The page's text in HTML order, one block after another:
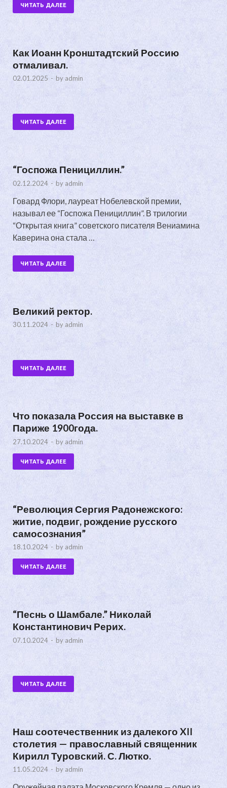
ЧИТАТЬ ДАЛЕЕ
Как Иоанн Кронштадтский Россию
отмаливал.
02.01.2025 - by admin
ЧИТАТЬ ДАЛЕЕ
“Госпожа Пенициллин.”
02.12.2024 - by admin
Говард Флори, лауреат Нобелевской премии,
называл ее “Госпожа Пенициллин”. В трилогии
“Открытая книга” советского писателя Вениамина
Каверина она стала …
ЧИТАТЬ ДАЛЕЕ
Великий ректор.
30.11.2024 - byadmin
ЧИТАТЬ ДАЛЕЕ
Что показала Россия на выставке в
Париже 1900года.
27.10.2024 - byadmin
ЧИТАТЬ ДАЛЕЕ
“Революция Сергия Радонежского:
житие, подвиг, рождение русского
самосознания”
18.10.2024 - by admin
ЧИТАТЬ ДАЛЕЕ
“Песнь о Шамбале.” Николай
Константинович Рерих.
07.10.2024 - by admin
ЧИТАТЬ ДАЛЕЕ
Наш соотечественник из далекого XII
столетия — православный священник
Кирилл Туровский. С. Лютко.
11.05.2024 - by admin